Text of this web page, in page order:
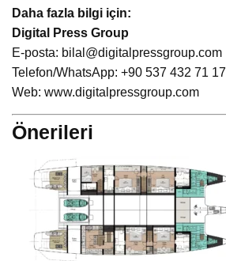
Daha fazla bilgi için:
Digital Press Group
E-posta: bilal@digitalpressgroup.com
Telefon/WhatsApp: +90 537 432 71 17
Web: www.digitalpressgroup.com
Önerileri